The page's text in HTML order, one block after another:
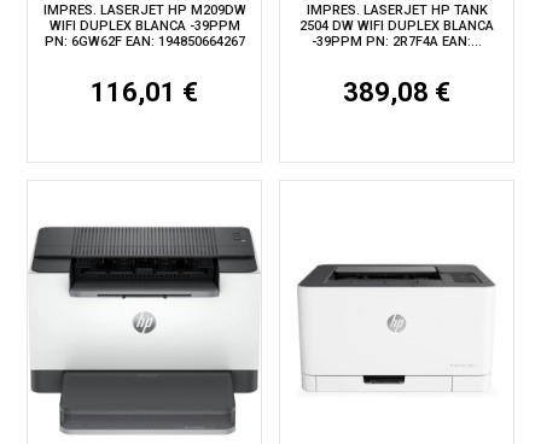
IMPRES. LASERJET HP M209DW
WIFI DUPLEX BLANCA -39PPM
PN: 6GW62F EAN: 194850664267
116,01 €
IMPRES. LASERJET HP TANK
2504 DW WIFI DUPLEX BLANCA
-39PPM PN: 2R7F4A EAN:...
389,08 €